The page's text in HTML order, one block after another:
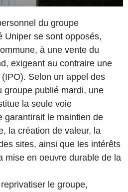
du groupe
Uniper se sont opposés,
à une vente du
exigeant au contraire une
Selon un appel des
groupe publié mardi, une
la seule voie
garantirait le maintien de
la création de valeur, la
sites, ainsi que les intérêts
mise en oeuvre durable de la
le groupe,